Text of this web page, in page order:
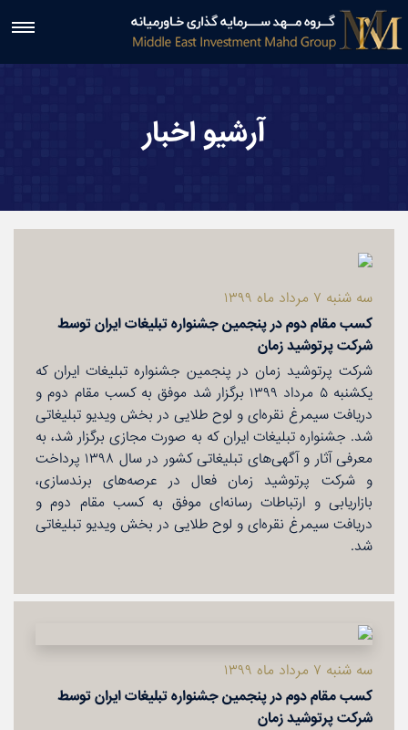

آرشیو اخبار
سه شنبه ۷ مرداد ماه ۱۳۹۹
كسب مقام دوم در پنجمین جشنواره تبلیغات ایران توسط
شركت پرتوشید زمان
شركت پرتوشید زمان در پنجمین جشنواره تبلیغات ایران كه
یكشنبه ۵ مرداد ۱۳۹۹ برگزار شد موفق به كسب مقام دوم و
دریافت سیمرغ نقره‌ای و لوح طلایی در بخش ویدیو تبلیغاتی
شد. جشنواره تبلیغات ایران كه به صورت مجازی برگزار شد، به
معرفی آثار و آگهی‌های تبلیغاتی كشور در سال ۱۳۹۸ پرداخت
و شركت پرتوشید زمان فعال در عرصه‌های برندسازی،
بازاریابی و ارتباطات رسانه‌ای موفق به كسب مقام دوم و
دریافت سیمرغ نقره‌ای و لوح طلایی در بخش ویدیو تبلیغاتی
شد.
سه شنبه ۷ مرداد ماه ۱۳۹۹
كسب مقام دوم در پنجمین جشنواره تبلیغات ایران توسط
شركت پرتوشید زمان
